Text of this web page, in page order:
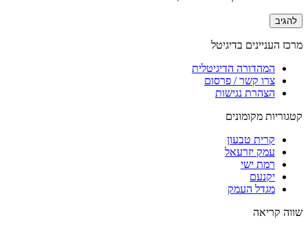
מרכז העניינים בדיגיטל
המהדורה הדיגיטלית
צרו קשר / פרסום
הצהרת נגישות
קטגוריות מקומונים
קרית טבעון
עמק יזרעאל
רמת ישי
יקנעם
מגדל העמק
שווה קריאה